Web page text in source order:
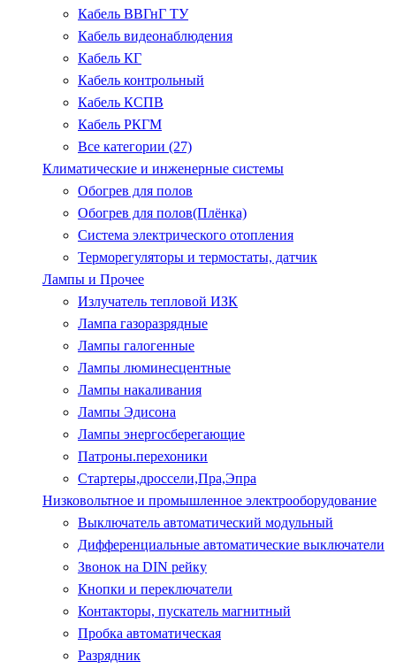
Кабель ВВГнГ ТУ
Кабель видеонаблюдения
Кабель КГ
Кабель контрольный
Кабель КСПВ
Кабель РКГМ
Все категории (27)
Климатические и инженерные системы
Обогрев для полов
Обогрев для полов(Плёнка)
Система электрического отопления
Терморегуляторы и термостаты, датчик
Лампы и Прочее
Излучатель тепловой ИЗК
Лампа газоразрядные
Лампы галогенные
Лампы люминесцентные
Лампы накаливания
Лампы Эдисона
Лампы энергосберегающие
Патроны.перехоники
Стартеры,дроссели,Пра,Эпра
Низковольтное и промышленное электрооборудование
Выключатель автоматический модульный
Дифференциальные автоматические выключатели
Звонок на DIN рейку
Кнопки и переключатели
Контакторы, пускатель магнитный
Пробка автоматическая
Разрядник